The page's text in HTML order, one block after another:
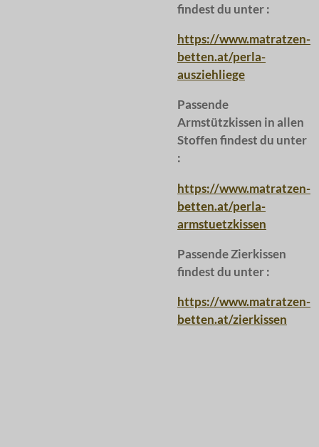
findest du unter :
https://www.matratzen-
betten.at/perla-
ausziehliege
Passende
Armstützkissen in allen
Stoffen findest du unter
:
https://www.matratzen-
betten.at/perla-
armstuetzkissen
Passende Zierkissen
findest du unter :
https://www.matratzen-
betten.at/zierkissen